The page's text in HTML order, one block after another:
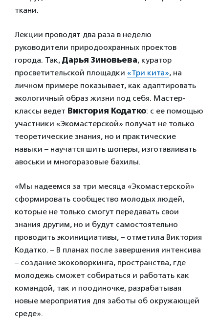
ткани.
Лекции проводят два раза в неделю
руководители природоохранных проектов
города. Так, Дарья Зиновьева, куратор
просветительской площадки «Три кита», на
личном примере показывает, как адаптировать
экологичный образ жизни под себя. Мастер-
классы ведет Виктория Кодатко: с ее помощью
участники «Экомастерской» получат не только
теоретические знания, но и практические
навыки – научатся шить шоперы, изготавливать
авоськи и многоразовые бахилы.
«Мы надеемся за три месяца «Экомастерской»
сформировать сообщество молодых людей,
которые не только смогут передавать свои
знания другим, но и будут самостоятельно
проводить экоинициативы, – отметила Виктория
Кодатко. – В планах после завершения интенсива
– создание экоковоркинга, пространства, где
молодежь сможет собираться и работать как
командой, так и поодиночке, разрабатывая
новые мероприятия для заботы об окружающей
среде».